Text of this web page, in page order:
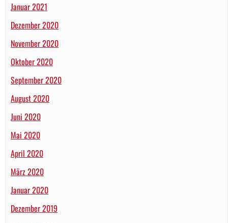
Januar 2021
Dezember 2020
November 2020
Oktober 2020
September 2020
August 2020
Juni 2020
Mai 2020
April 2020
März 2020
Januar 2020
Dezember 2019